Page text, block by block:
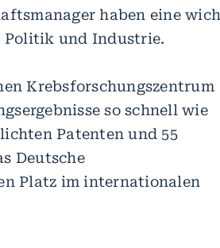
haben eine
Politik und Industrie.
Krebsforschungszentrum
so schnell wie
Patenten und 55
Deutsche
Platz im internationalen